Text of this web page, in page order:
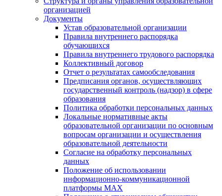
организацией
Документы
Устав образовательной организации
Правила внутреннего распорядка
обучающихся
Правила внутреннего трудового распорядка
Коллективный договор
Отчет о результатах самообследования
Предписания органов, осуществляющих
государственный контроль (надзор) в сфере
образования
Политика обработки персональных данных
Локальные нормативные акты
образовательной организации по основным
вопросам организации и осуществления
образовательной деятельности
Согласие на обработку персональных
данных
Положение об использовании
информационно-коммуникационной
платформы MAX